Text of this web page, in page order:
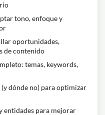
tono, enfoque y
oportunidades,
de contenido
temas, keywords,
dónde no) para optimizar
entidades para mejorar